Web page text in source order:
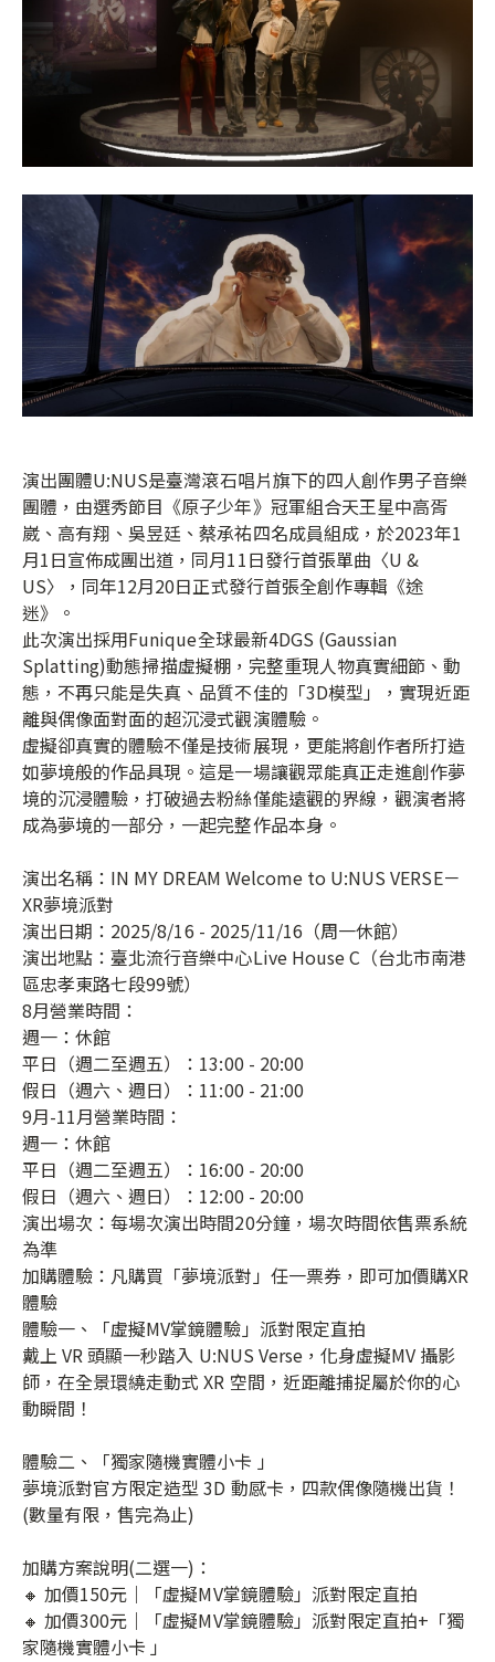
演出團體U:NUS是臺灣滾石唱片旗下的四人創作男子音樂
團體，由選秀節目《原子少年》冠軍組合天王星中高胥
崴、高有翔、吳昱廷、蔡承祐四名成員組成，於2023年1
月1日宣佈成團出道，同月11日發行首張單曲〈U &
US〉，同年12月20日正式發行首張全創作專輯《途
迷》。
此次演出採用Funique全球最新4DGS (Gaussian
Splatting)動態掃描虛擬棚，完整重現人物真實細節、動
態，不再只能是失真、品質不佳的「3D模型」，實現近距
離與偶像面對面的超沉浸式觀演體驗。
虛擬卻真實的體驗不僅是技術展現，更能將創作者所打造
如夢境般的作品具現。這是一場讓觀眾能真正走進創作夢
境的沉浸體驗，打破過去粉絲僅能遠觀的界線，觀演者將
成為夢境的一部分，一起完整作品本身。
演出名稱：IN MY DREAM Welcome to U:NUS VERSE－
XR夢境派對
演出日期：2025/8/16 - 2025/11/16（周一休館）
演出地點：臺北流行音樂中心Live House C（台北市南港
區忠孝東路七段99號）
8月營業時間：
週一：休館
平日（週二至週五）：13:00 - 20:00
假日（週六、週日）：11:00 - 21:00
9月-11月營業時間：
週一：休館
平日（週二至週五）：16:00 - 20:00
假日（週六、週日）：12:00 - 20:00
演出場次：每場次演出時間20分鐘，場次時間依售票系統
為準
加購體驗：凡購買「夢境派對」任一票券，即可加價購XR
體驗
體驗一、「虛擬MV掌鏡體驗」派對限定直拍
戴上 VR 頭顯一秒踏入 U:NUS Verse，化身虛擬MV 攝影
師，在全景環繞走動式 XR 空間，近距離捕捉屬於你的心
動瞬間！
體驗二、「獨家隨機實體小卡 」
夢境派對官方限定造型 3D 動感卡，四款偶像隨機出貨！
(數量有限，售完為止)
加購方案說明(二選一)：
🔸 加價150元｜「虛擬MV掌鏡體驗」派對限定直拍
🔸 加價300元｜「虛擬MV掌鏡體驗」派對限定直拍+「獨
家隨機實體小卡 」